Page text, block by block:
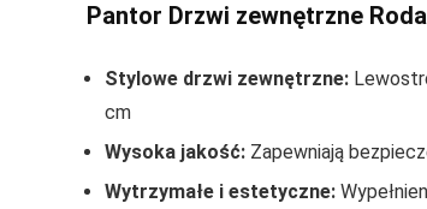
Pantor Drzwi zewnętrzne
Stylowe drzwi zewnętrzne:
cm
Wysoka jakość: Zapewniają
Wytrzymałe i estetyczne: